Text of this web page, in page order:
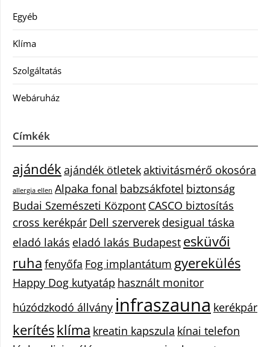
Egyéb
Klíma
Szolgáltatás
Webáruház
Címkék
ajándékajándék ötletekaktivitásmérő okosóra
allergia ellen Alpaka fonal babzsákfotel biztonság
Budai Szemészeti Központ CASCO biztosítás
cross kerékpár Dell szerverek desigual táska
eladó lakás eladó lakás Budapest esküvői
ruha fenyőfa Fog implantátum gyerekülés
Happy Dog kutyatáp használt monitor
húzódzkodó állvány infraszauna kerékpár
kerítésklíma kreatin kapszula kínai telefon